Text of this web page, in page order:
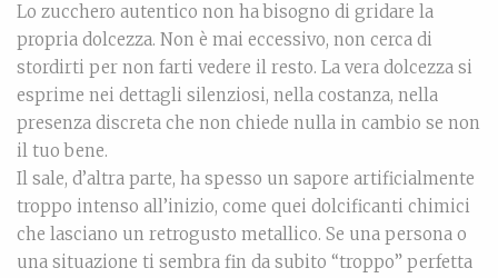
Lo zucchero autentico non ha bisogno di gridare la
propria dolcezza. Non è mai eccessivo, non cerca di
stordirti per non farti vedere il resto. La vera dolcezza si
esprime nei dettagli silenziosi, nella costanza, nella
presenza discreta che non chiede nulla in cambio se non
il tuo bene.
Il sale, d’altra parte, ha spesso un sapore artificialmente
troppo intenso all’inizio, come quei dolcificanti chimici
che lasciano un retrogusto metallico. Se una persona o
una situazione ti sembra fin da subito “troppo” perfetta